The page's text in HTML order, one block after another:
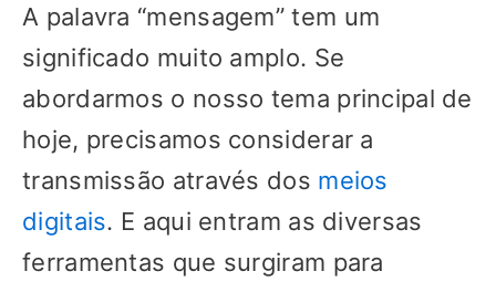
A palavra “mensagem” tem um
significado muito amplo. Se
abordarmos o nosso tema principal de
hoje, precisamos considerar a
transmissão através dos meios
digitais. E aqui entram as diversas
ferramentas que surgiram para